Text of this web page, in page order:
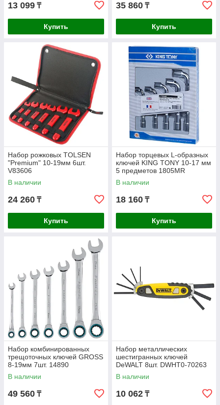
13 099 ₸
Купить
35 860 ₸
Купить
Набор рожковых TOLSEN
"Premium" 10-19мм 6шт.
V83606
В наличии
24 260 ₸
Купить
Набор торцевых L-образных
ключей KING TONY 10-17 мм
5 предметов 1805MR
В наличии
18 160 ₸
Купить
Набор комбинированных
трещоточных ключей GROSS
8-19мм 7шт. 14890
В наличии
49 560 ₸
Набор металлических
шестигранных ключей
DeWALT 8шт. DWHT0-70263
В наличии
10 062 ₸